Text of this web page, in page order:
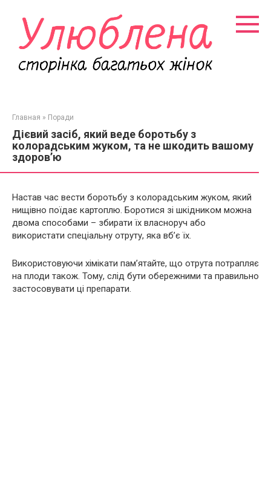
контенту
Главная » Поради
Дієвий засіб, який веде боротьбу з
колорадським жуком, та не шкодить вашому
здоров’ю
Настав час вести боротьбу з колорадським жуком, який
нищівно поїдає картоплю. Боротися зі шкідником можна
двома способами – збирати їх власноруч або
використати спеціальну отруту, яка вб’є їх.
Використовуючи хімікати пам’ятайте, що отрута потрапляє
на плоди також. Тому, слід бути обережними та правильно
застосовувати ці препарати.